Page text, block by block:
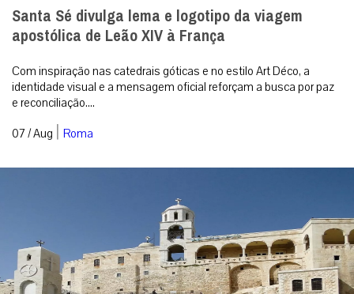
Santa Sé divulga lema e logotipo da viagem
apostólica de Leão XIV à França
Com inspiração nas catedrais góticas e no estilo Art Déco, a
identidade visual e a mensagem oficial reforçam a busca por paz
e reconciliação....
07 / Aug | Roma